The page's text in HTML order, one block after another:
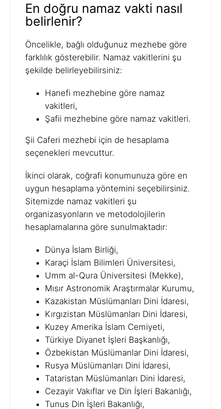
En doğru namaz vakti nasıl
belirlenir?
Öncelikle, bağlı olduğunuz mezhebe göre
farklılık gösterebilir. Namaz vakitlerini şu
şekilde belirleyebilirsiniz:
Hanefi mezhebine göre namaz
vakitleri,
Şafii mezhebine göre namaz vakitleri.
Şii Caferi mezhebi için de hesaplama
seçenekleri mevcuttur.
İkinci olarak, coğrafi konumunuza göre en
uygun hesaplama yöntemini seçebilirsiniz.
Sitemizde namaz vakitleri şu
organizasyonların ve metodolojilerin
hesaplamalarına göre sunulmaktadır:
Dünya İslam Birliği,
Karaçi İslam Bilimleri Üniversitesi,
Umm al-Qura Üniversitesi (Mekke),
Mısır Astronomik Araştırmalar Kurumu,
Kazakistan Müslümanları Dini İdaresi,
Kırgızistan Müslümanları Dini İdaresi,
Kuzey Amerika İslam Cemiyeti,
Türkiye Diyanet İşleri Başkanlığı,
Özbekistan Müslümanlar Dini İdaresi,
Rusya Müslümanları Dini İdaresi,
Tataristan Müslümanları Dini İdaresi,
Cezayir Vakıflar ve Din İşleri Bakanlığı,
Tunus Din İşleri Bakanlığı,